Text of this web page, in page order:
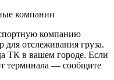
компании
компанию
отслеживания груза.
ТК в вашем городе. Если
терминала — сообщите